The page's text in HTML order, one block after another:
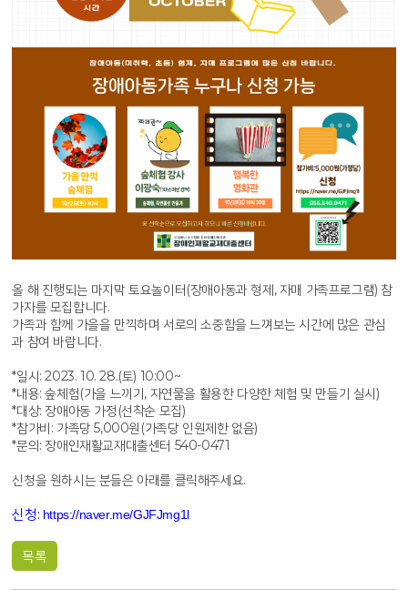
올 해 진행되는 마지막 토요놀이터(장애아동과 형제, 자매 가족프로그램) 참
가자를 모집합니다.
가족과 함께 가을을 만끽하며 서로의 소중함을 느껴보는 시간에 많은 관심
과 참여 바랍니다.
*일시: 2023. 10. 28.(토) 10:00~
*내용: 숲체험(가을 느끼기, 자연물을 활용한 다양한 체험 및 만들기 실시)
*대상: 장애아동 가정(선착순 모집)
*참가비: 가족당 5,000원(가족당 인원제한 없음)
*문의: 장애인재활교재대출센터 540-0471
신청을 원하시는 분들은 아래를 클릭해주세요.
신청: https://naver.me/GJFJmg1l
목록